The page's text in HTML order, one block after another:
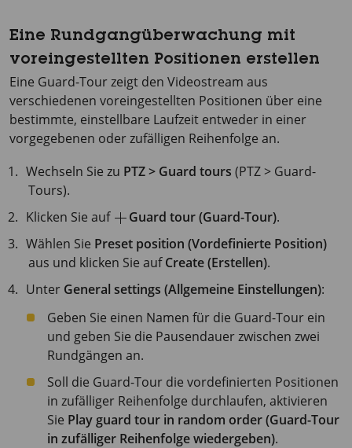
Eine Rundgangüberwachung mit
voreingestellten Positionen erstellen
Eine Guard-Tour zeigt den Videostream aus
verschiedenen voreingestellten Positionen über eine
bestimmte, einstellbare Laufzeit entweder in einer
vorgegebenen oder zufälligen Reihenfolge an.
Wechseln Sie zu PTZ > Guard tours (PTZ > Guard-
Tours).
Klicken Sie auf
Guard tour (Guard-Tour).
Wählen Sie Preset position (Vordefinierte Position)
aus und klicken Sie aufCreate (Erstellen).
Unter General settings (Allgemeine Einstellungen):
Geben Sie einen Namen für die Guard-Tour ein
und geben Sie die Pausendauer zwischen zwei
Rundgängen an.
Soll die Guard-Tour die vordefinierten Positionen
in zufälliger Reihenfolge durchlaufen, aktivieren
Sie Play guard tour in random order (Guard-Tour
in zufälliger Reihenfolge wiedergeben).